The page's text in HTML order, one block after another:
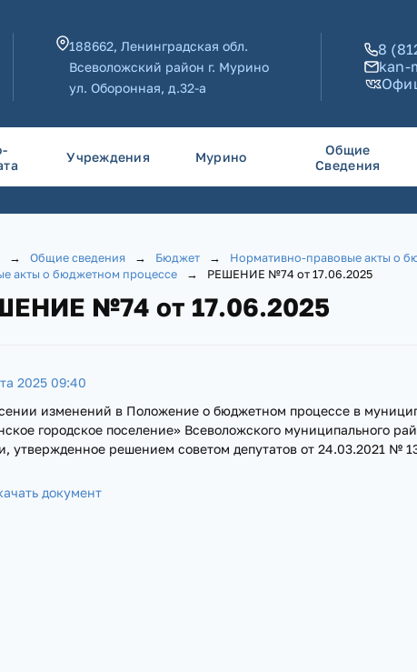
188662, Ленинградская обл.
Всеволожский район г. Мурино
ул. Оборонная, д.32-а
8
kan-
Учреждения Мурино
Общие
Сведения
→ Общие сведения → Бюджет → Нормативно-правовые акты о
акты о бюджетном процессе
→ РЕШЕНИЕ №74 от 17.06.2025
№74 от 17.06.2025
2025 09:40
изменений в Положение о бюджетном процессе в
городское поселение» Всеволожского муниципального
утвержденное решением советом депутатов от 24.03.2021 №
документ